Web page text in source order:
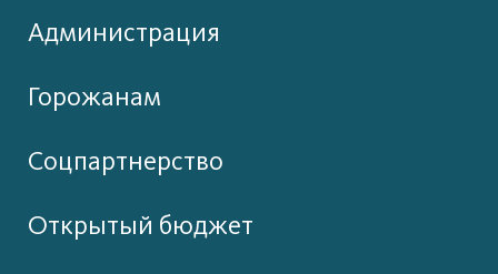
Администрация
Горожанам
Соцпартнерство
Открытый бюджет